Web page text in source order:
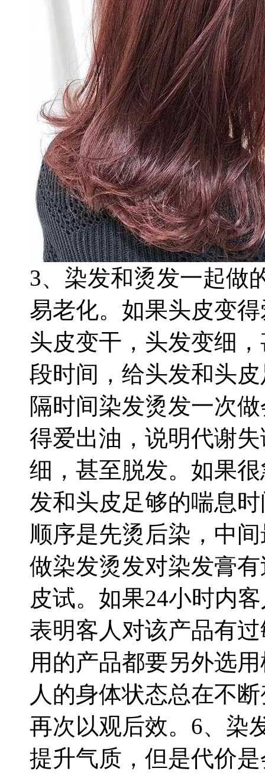
3、染发和烫发一起做
易老化。如果头皮变
头皮变干，头发变细
段时间，给头发和头
隔时间染发烫发一次
得爱出油，说明代谢
细，甚至脱发。如果
发和头皮足够的喘息时
顺序是先烫后染，中
做染发烫发对染发膏
皮试。如果24小时内
表明客人对该产品有
用的产品都要另外选用
人的身体状态总在不
再次以观后效。 6、染
提升气质，但是代价